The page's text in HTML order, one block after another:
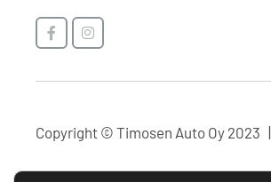
TimosenTimosen
Copyright © Timosen Auto Oy 2023